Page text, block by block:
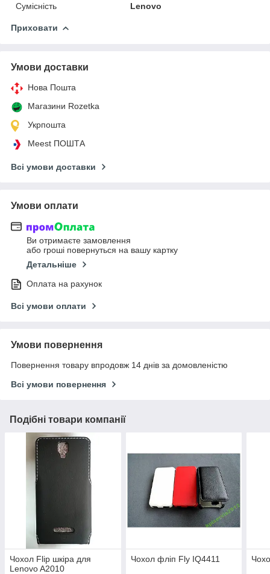
Сумісність
Lenovo
Приховати
Умови доставки
Нова Пошта
Магазини Rozetka
Укрпошта
Meest ПОШТА
Всі умови доставки
Умови оплати
Ви отримаєте замовлення
або гроші повернуться на вашу картку
Детальніше
Оплата на рахунок
Всі умови оплати
Умови повернення
Повернення товару впродовж 14 днів за домовленістю
Всі умови повернення
Подібні товари компанії
Чохол Flip шкіра для
Lenovo A2010
Чохол фліп Fly IQ4411